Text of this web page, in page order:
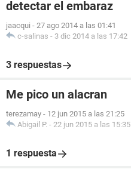
detectar el embaraz
jaacqui - 27 ago 2014 a las 01:41
c-salinas - 3 dic 2014 a las 17:42
3 respuestas
Me pico un alacran
terezamay - 12 jun 2015 a las 21:25
Abigail P. - 22 jun 2015 a las 15:35
1 respuesta